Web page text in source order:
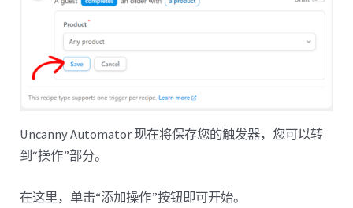
Uncanny Automator 现在将保存您的触发器，您可以转
到“操作”部分。
在这里，单击“添加操作”按钮即可开始。